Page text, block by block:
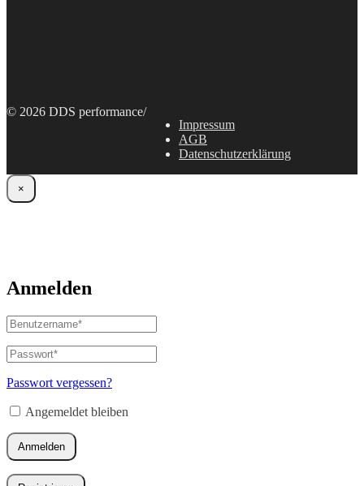
© 2026 DDS performance/
Impressum
AGB
Datenschutzerklärung
×
Anmelden
Benutzername
oder
E-
Mail-
Adresse*
Passwort*
Erforderlich
Passwort vergessen?
Angemeldet bleiben
Anmelden